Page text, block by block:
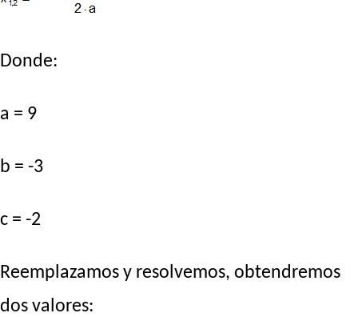
Donde:
a = 9
b = -3
c = -2
Reemplazamos y resolvemos, obtendremos
dos valores: